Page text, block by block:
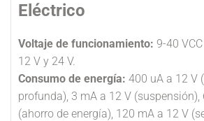
Eléctrico
Voltaje de funcionamiento: 9-40
12 V y 24 V.
Consumo de energía: 400 uA a 12 V
profunda), 3 mA a 12 V (suspensión),
(ahorro de energía), 120 mA a 12 V